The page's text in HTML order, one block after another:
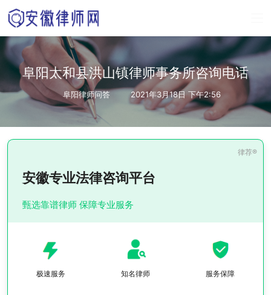
阜阳太和县洪山镇律师事务所咨询电话
阜阳律师问答 2021年3月18日 下午2:56
安徽专业法律咨询平台
甄选靠谱律师 保障专业服务
极速服务 知名律师 服务保障